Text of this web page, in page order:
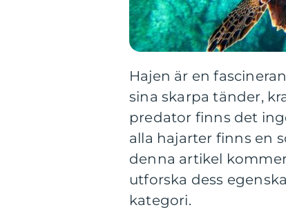
Hajen är en
sina skarpa tänder,
predator finns det
alla hajarter finns en
denna artikel
utforska dess
kategori.